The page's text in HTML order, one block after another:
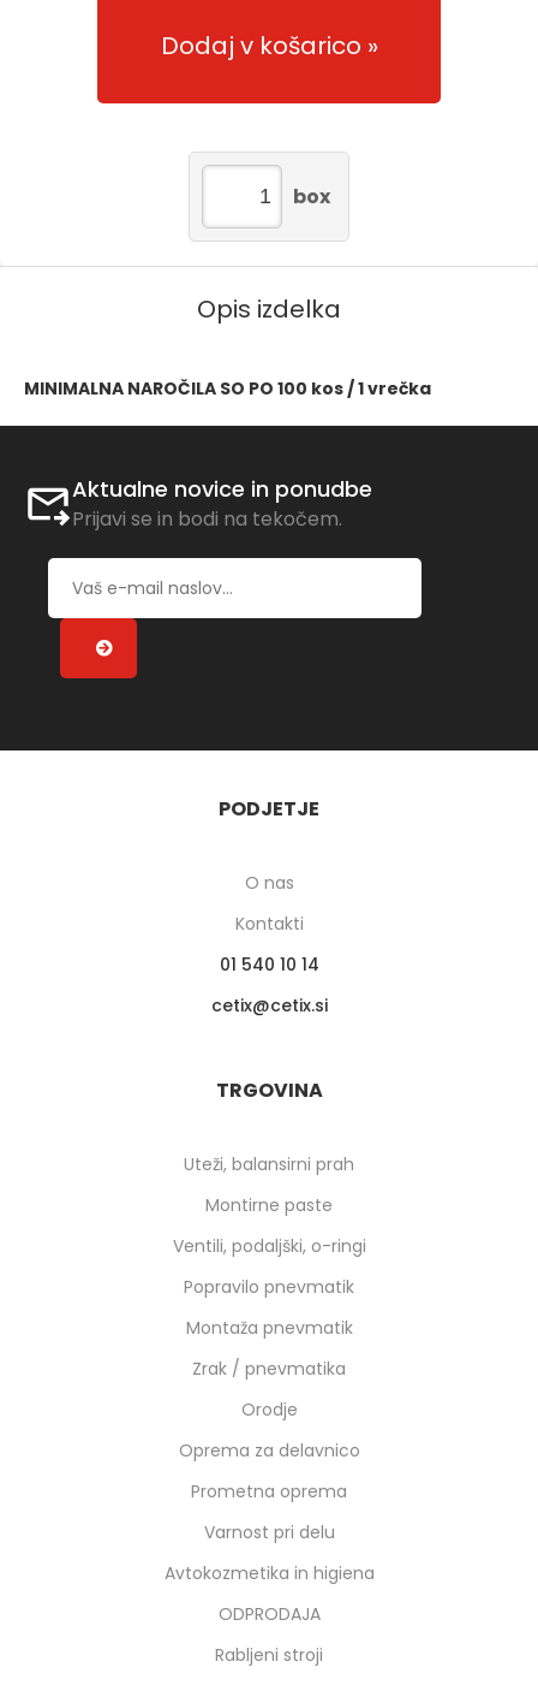
Dodaj v košarico
box
Opis izdelka
MINIMALNA NAROČILA SO PO 100 kos / 1 vrečka
Aktualne novice in ponudbe
Prijavi se in bodi na tekočem.
PODJETJE
O nas
Kontakti
01 540 10 14
cetix
cetix.si
TRGOVINA
Uteži, balansirni prah
Montirne paste
Ventili, podaljški, o-ringi
Popravilo pnevmatik
Montaža pnevmatik
Zrak / pnevmatika
Orodje
Oprema za delavnico
Prometna oprema
Varnost pri delu
Avtokozmetika in higiena
ODPRODAJA
Rabljeni stroji